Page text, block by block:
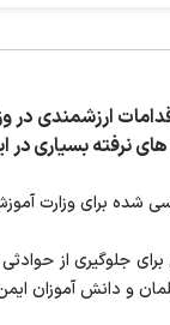
ارزشمندی در
های نرفته بسیاری
شده برای وزارت
جلوگیری از
و دانش آموزان